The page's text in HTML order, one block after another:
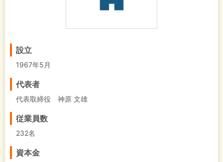
設立
1967年5月
代表者
代表取締役 神原 文雄
従業員数
232名
資本金